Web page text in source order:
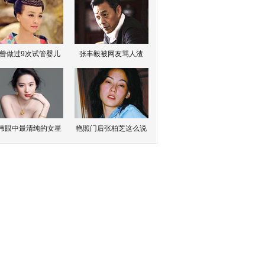
做过9次试管婴儿 张丰毅被网友骂人渣
眼中最清纯的女星 艳照门后张柏芝这么说